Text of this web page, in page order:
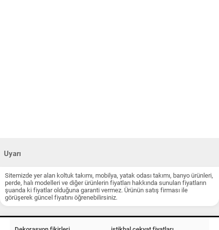
Uyarı
Sitemizde yer alan koltuk takımı, mobilya, yatak odası takımı, banyo ürünleri,
perde, halı modelleri ve diğer ürünlerin fiyatları hakkında sunulan fiyatların
şuanda ki fiyatlar olduğuna garanti vermez. Ürünün satış firması ile
görüşerek güncel fiyatını öğrenebilirsiniz.